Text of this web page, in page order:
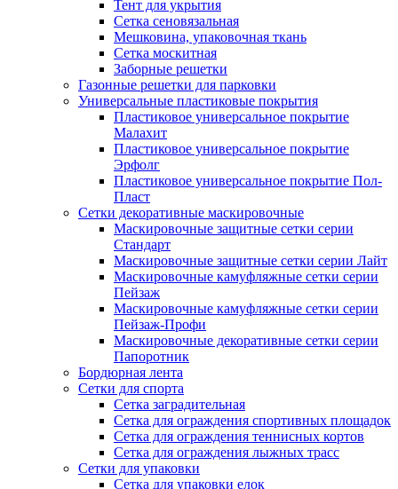
Тент для укрытия
Сетка сеновязальная
Мешковина, упаковочная ткань
Сетка москитная
Заборные решетки
Газонные решетки для парковки
Универсальные пластиковые покрытия
Пластиковое универсальное покрытие
Малахит
Пластиковое универсальное покрытие
Эрфолг
Пластиковое универсальное покрытие Пол-
Пласт
Сетки декоративные маскировочные
Маскировочные защитные сетки серии
Стандарт
Маскировочные защитные сетки серии Лайт
Маскировочные камуфляжные сетки серии
Пейзаж
Маскировочные камуфляжные сетки серии
Пейзаж-Профи
Маскировочные декоративные сетки серии
Папоротник
Бордюрная лента
Сетки для спорта
Сетка заградительная
Сетка для ограждения спортивных площадок
Сетка для ограждения теннисных кортов
Сетка для ограждения лыжных трасс
Сетки для упаковки
Сетка для упаковки елок